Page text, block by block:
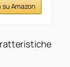
Amazon